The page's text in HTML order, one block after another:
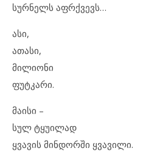
სურნელს აფრქვევს…
ასი,
ათასი,
მილიონი
ფუტკარი.
მაისი –
სულ ტყუილად
ყვავის მინდორში ყვავილი.